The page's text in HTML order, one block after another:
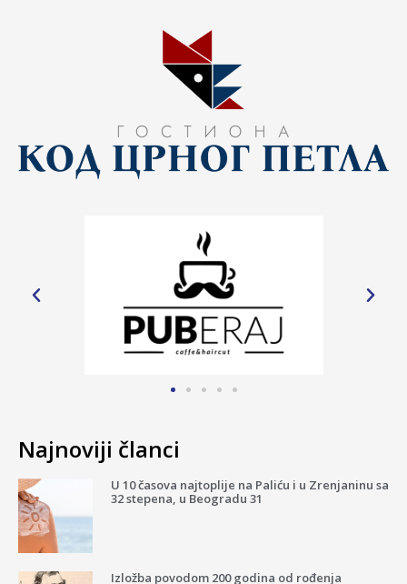
Najnoviji članci
U 10 časova najtoplije na Paliću i u Zrenjaninu sa
32 stepena, u Beogradu 31
Izložba povodom 200 godina od rođenja